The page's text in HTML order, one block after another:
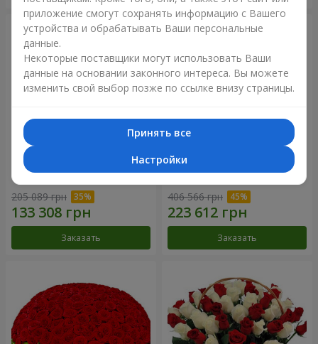
301 красная роза
205 089 грн
Заказать
501 красная роза
406 566 грн
Заказать
приложение смогут сохранять информацию с Вашего
устройства и обрабатывать Ваши персональные
данные.
Некоторые поставщики могут использовать Ваши
данные на основании законного интереса. Вы можете
изменить свой выбор позже по ссылке внизу страницы.
Принять все
Настройки